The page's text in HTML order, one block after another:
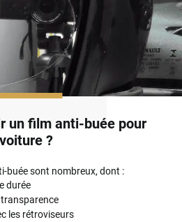
un film anti-buée pour
voiture ?
buée sont nombreux, dont :
durée
les rétroviseurs